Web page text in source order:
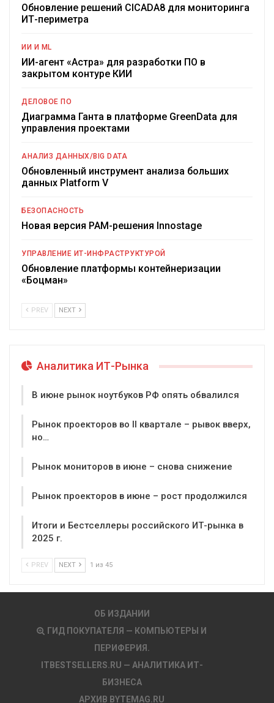
Обновление решений CICADA8 для мониторинга
ИТ-периметра
ИИ И ML
ИИ-агент «Астра» для разработки ПО в
закрытом контуре КИИ
ДЕЛОВОЕ ПО
Диаграмма Ганта в платформе GreenData для
управления проектами
АНАЛИЗ ДАННЫХ/BIG DATA
Обновленный инструмент анализа больших
данных Platform V
БЕЗОПАСНОСТЬ
Новая версия PAM-решения Innostage
УПРАВЛЕНИЕ ИТ-ИНФРАСТРУКТУРОЙ
Обновление платформы контейнеризации
«Боцман»
PREV NEXT
Аналитика ИТ-Рынка
В июне рынок ноутбуков РФ опять обвалился
Рынок проекторов во II квартале – рывок вверх,
но…
Рынок мониторов в июне – снова снижение
Рынок проекторов в июне – рост продолжился
Итоги и Бестселлеры российского ИТ-рынка в
2025 г.
PREV NEXT 1 из 45
ОБ ИЗДАНИИ
ГИД ПОКУПАТЕЛЯ — КОМПЬЮТЕРЫ И
ПЕРИФЕРИЯ.
ITBESTSELLERS.RU — АНАЛИТИКА ИТ-
БИЗНЕСА
АРХИВ BYTEMAG.RU